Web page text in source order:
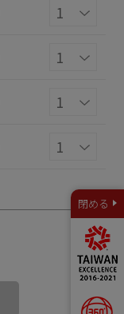
閉める